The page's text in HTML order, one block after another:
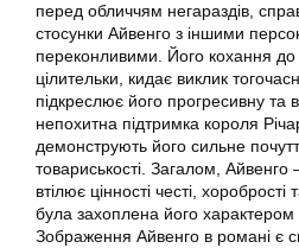
перед обличчям негараздів,
стосунки Айвенго з іншими
переконливими. Його кохання до
цілительки, кидає виклик
підкреслює його прогресивну та
непохитна підтримка короля
демонструють його сильне
товариськості. Загалом,
втілює цінності честі, хоробрості
була захоплена його характером
Зображення Айвенго в романі є